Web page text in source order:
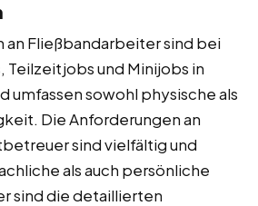
an Fließbandarbeiter sind bei
und Minijobs in
umfassen sowohl physische als
Die Anforderungen an
sind vielfältig und
als auch persönliche
sind die detaillierten